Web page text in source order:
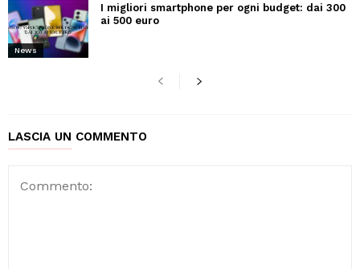
News
I migliori smartphone per ogni budget: dai 300
ai 500 euro
LASCIA UN COMMENTO